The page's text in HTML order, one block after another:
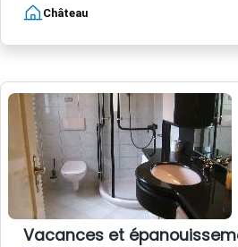
Château
Vacances et